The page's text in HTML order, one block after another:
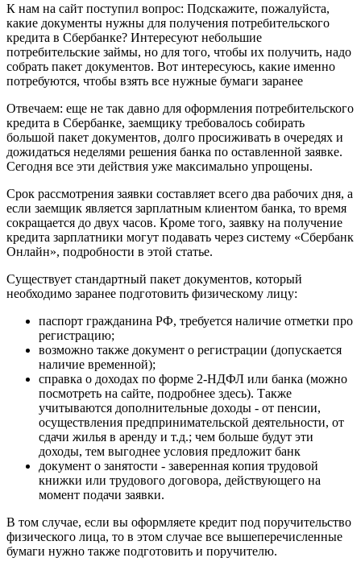
К нам на сайт поступил вопрос: Подскажите, пожалуйста,
какие документы нужны для получения потребительского
кредита в Сбербанке? Интересуют небольшие
потребительские займы, но для того, чтобы их получить, надо
собрать пакет документов. Вот интересуюсь, какие именно
потребуются, чтобы взять все нужные бумаги заранее
Отвечаем: еще не так давно для оформления потребительского
кредита в Сбербанке, заемщику требовалось собирать
большой пакет документов, долго просиживать в очередях и
дожидаться неделями решения банка по оставленной заявке.
Сегодня все эти действия уже максимально упрощены.
Срок рассмотрения заявки составляет всего два рабочих дня, а
если заемщик является зарплатным клиентом банка, то время
сокращается до двух часов. Кроме того, заявку на получение
кредита зарплатники могут подавать через систему «Сбербанк
Онлайн», подробности в этой статье.
Существует стандартный пакет документов, который
необходимо заранее подготовить физическому лицу:
паспорт гражданина РФ, требуется наличие отметки про
регистрацию;
возможно также документ о регистрации (допускается
наличие временной);
справка о доходах по форме 2-НДФЛ или банка (можно
посмотреть на сайте, подробнее здесь). Также
учитываются дополнительные доходы - от пенсии,
осуществления предпринимательской деятельности, от
сдачи жилья в аренду и т.д.; чем больше будут эти
доходы, тем выгоднее условия предложит банк
документ о занятости - заверенная копия трудовой
книжки или трудового договора, действующего на
момент подачи заявки.
В том случае, если вы оформляете кредит под поручительство
физического лица, то в этом случае все вышеперечисленные
бумаги нужно также подготовить и поручителю.